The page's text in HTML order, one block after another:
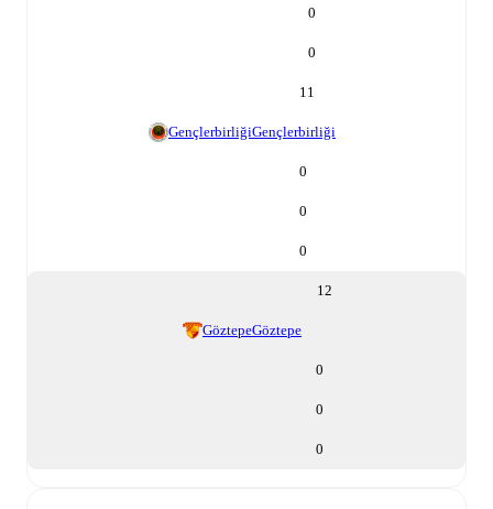
0
0
11
GençlerbirliğiGençlerbirliği
0
0
0
12
GöztepeGöztepe
0
0
0